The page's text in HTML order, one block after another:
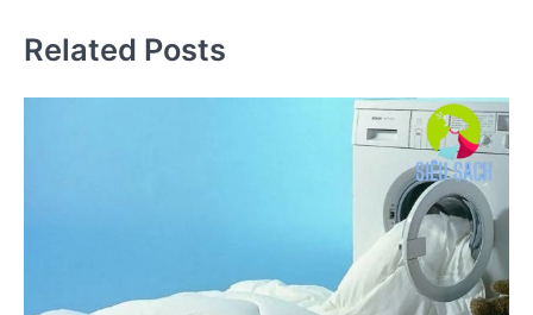
Related Posts